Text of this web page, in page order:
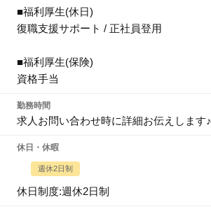
■福利厚生(休日)
復職支援サポート / 正社員登用
■福利厚生(保険)
資格手当
勤務時間
求人お問い合わせ時に詳細お伝えします♪
休日・休暇
週休2日制
休日制度:週休2日制